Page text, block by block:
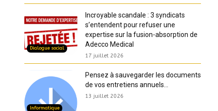
Dialogue social
Incroyable scandale : 3 syndicats
s’entendent pour refuser une
expertise sur la fusion-absorption de
Adecco Medical
17 juillet 2026
Informatique
Pensez à sauvegarder les documents
de vos entretiens annuels…
13 juillet 2026